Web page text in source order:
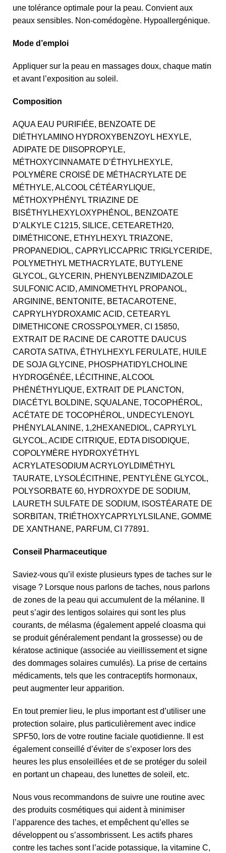
une tolérance optimale pour la peau. Convient aux
peaux sensibles. Non-comédogène. Hypoallergénique.
Mode d’emploi
Appliquer sur la peau en massages doux, chaque matin
et avant l’exposition au soleil.
Composition
AQUA EAU PURIFIÉE, BENZOATE DE
DIÉTHYLAMINO HYDROXYBENZOYL HEXYLE,
ADIPATE DE DIISOPROPYLE,
MÉTHOXYCINNAMATE D’ÉTHYLHEXYLE,
POLYMÈRE CROISÉ DE MÉTHACRYLATE DE
MÉTHYLE, ALCOOL CÉTÉARYLIQUE,
MÉTHOXYPHÉNYL TRIAZINE DE
BISÉTHYLHEXYLOXYPHÉNOL, BENZOATE
D’ALKYLE C1215, SILICE, CETEARETH20,
DIMÉTHICONE, ETHYLHEXYL TRIAZONE,
PROPANEDIOL, CAPRYLICCAPRIC TRIGLYCERIDE,
POLYMETHYL METHACRYLATE, BUTYLENE
GLYCOL, GLYCERIN, PHENYLBENZIMIDAZOLE
SULFONIC ACID, AMINOMETHYL PROPANOL,
ARGININE, BENTONITE, BETACAROTENE,
CAPRYLHYDROXAMIC ACID, CETEARYL
DIMETHICONE CROSSPOLYMER, CI 15850,
EXTRAIT DE RACINE DE CAROTTE DAUCUS
CAROTA SATIVA, ÉTHYLHEXYL FERULATE, HUILE
DE SOJA GLYCINE, PHOSPHATIDYLCHOLINE
HYDROGÉNÉE, LÉCITHINE, ALCOOL
PHÉNÉTHYLIQUE, EXTRAIT DE PLANCTON,
DIACÉTYL BOLDINE, SQUALANE, TOCOPHÉROL,
ACÉTATE DE TOCOPHÉROL, UNDECYLENOYL
PHÉNYLALANINE, 1,2HEXANEDIOL, CAPRYLYL
GLYCOL, ACIDE CITRIQUE, EDTA DISODIQUE,
COPOLYMÈRE HYDROXYÉTHYL
ACRYLATESODIUM ACRYLOYLDIMÉTHYL
TAURATE, LYSOLÉCITHINE, PENTYLÈNE GLYCOL,
POLYSORBATE 60, HYDROXYDE DE SODIUM,
LAURETH SULFATE DE SODIUM, ISOSTÉARATE DE
SORBITAN, TRIÉTHOXYCAPRYLYLSILANE, GOMME
DE XANTHANE, PARFUM, CI 77891.
Conseil Pharmaceutique
Saviez-vous qu’il existe plusieurs types de taches sur le
visage ? Lorsque nous parlons de taches, nous parlons
de zones de la peau qui accumulent de la mélanine. Il
peut s’agir des lentigos solaires qui sont les plus
courants, de mélasma (également appelé cloasma qui
se produit généralement pendant la grossesse) ou de
kératose actinique (associée au vieillissement et signe
des dommages solaires cumulés). La prise de certains
médicaments, tels que les contraceptifs hormonaux,
peut augmenter leur apparition.
En tout premier lieu, le plus important est d’utiliser une
protection solaire, plus particulièrement avec indice
SPF50, lors de votre routine faciale quotidienne. Il est
également conseillé d’éviter de s’exposer lors des
heures les plus ensoleillées et de se protéger du soleil
en portant un chapeau, des lunettes de soleil, etc.
Nous vous recommandons de suivre une routine avec
des produits cosmétiques qui aident à minimiser
l’apparence des taches, et empêchent qu’elles se
développent ou s’assombrissent. Les actifs phares
contre les taches sont l’acide potassique, la vitamine C,